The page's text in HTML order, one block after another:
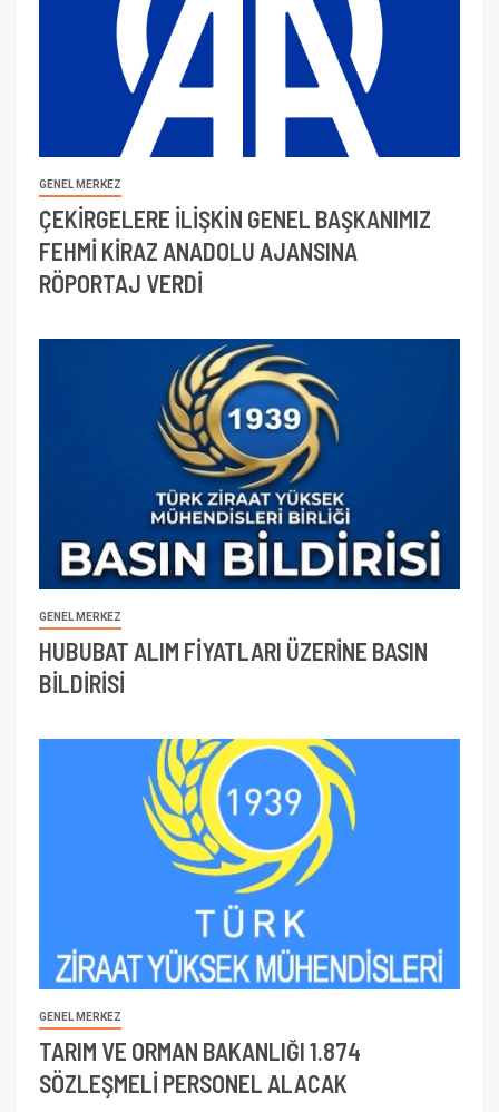
GENEL MERKEZ
ÇEKİRGELERE İLİŞKİN GENEL BAŞKANIMIZ
FEHMİ KİRAZ ANADOLU AJANSINA
RÖPORTAJ VERDİ
GENEL MERKEZ
HUBUBAT ALIM FİYATLARI ÜZERİNE BASIN
BİLDİRİSİ
GENEL MERKEZ
TARIM VE ORMAN BAKANLIĞI 1.874
SÖZLEŞMELİ PERSONEL ALACAK